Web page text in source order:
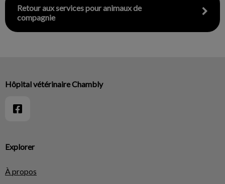
Retour aux services pour animaux de
compagnie
Explorer
À propos
Hôpital vétérinaire Chambly